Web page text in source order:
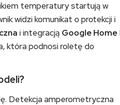
temperatury startują w
widzi komunikat o protekcji i
i integracją Google Home
która podnosi roletę do
Detekcja amperometryczna